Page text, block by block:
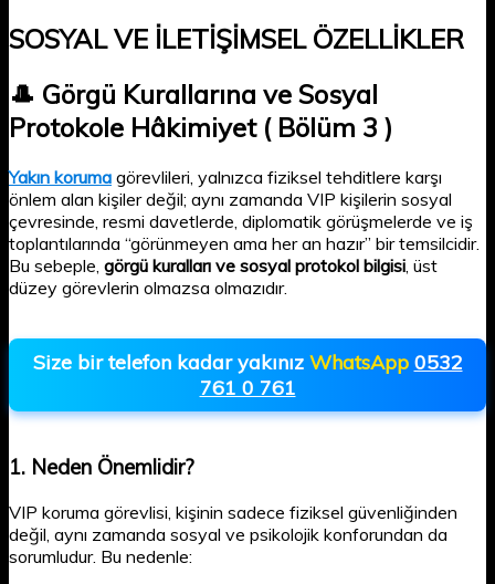
SOSYAL VE İLETİŞİMSEL ÖZELLİKLER
🎩 Görgü Kurallarına ve Sosyal
Protokole Hâkimiyet ( Bölüm 3 )
Yakın koruma görevlileri, yalnızca fiziksel tehditlere karşı
önlem alan kişiler değil; aynı zamanda VIP kişilerin sosyal
çevresinde, resmi davetlerde, diplomatik görüşmelerde ve iş
toplantılarında “görünmeyen ama her an hazır” bir temsilcidir.
Bu sebeple, görgü kuralları ve sosyal protokol bilgisi , üst
düzey görevlerin olmazsa olmazıdır.
Size bir telefon kadar yakınız WhatsApp 0532
761 0 761
1. Neden Önemlidir?
VIP koruma görevlisi, kişinin sadece fiziksel güvenliğinden
değil, aynı zamanda sosyal ve psikolojik konforundan da
sorumludur. Bu nedenle: